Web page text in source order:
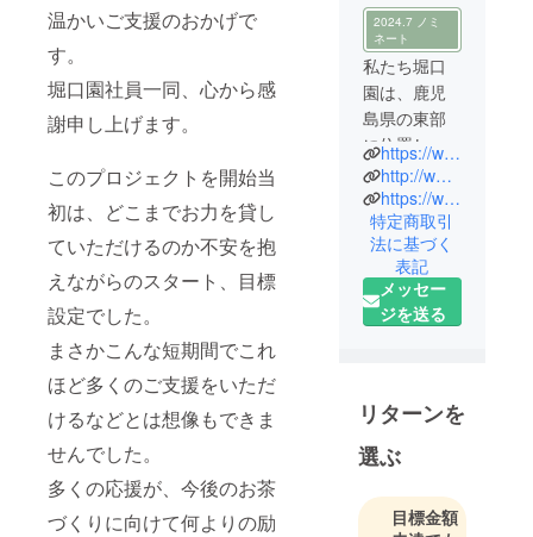
温かいご支援のおかげで
す。
堀口園社員一同、心から感
謝申し上げます。
このプロジェクトを開始当
初は、どこまでお力を貸し
ていただけるのか不安を抱
えながらのスタート、目標
設定でした。
まさかこんな短期間でこれ
ほど多くのご支援をいただ
けるなどとは想像もできま
せんでした。
多くの応援が、今後のお茶
づくりに向けて何よりの励
2024.7 ノミ
ネート
私たち堀口
園は、鹿児
島県の東部
に位置し、
志布志市湾
に面した志
布志市から
世界にお茶
をお届けし
ています。
創業以来茶
産者と親密
な関係を築
き、品質に
産地ならで
https://www.horiguchien1986.com/
http://www.horiguchien.co.jp/
https://www.instagram.com/horiguchien.chanon/
特定商取引
法に基づく
表記
メッセー
ジを送る
リターンを
選ぶ
目標金額